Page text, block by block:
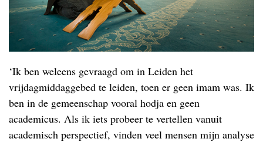
‘Ik ben weleens gevraagd om in Leiden het
vrijdagmiddaggebed te leiden, toen er geen imam was. Ik
ben in de gemeenschap vooral hodja en geen
academicus. Als ik iets probeer te vertellen vanuit
academisch perspectief, vinden veel mensen mijn analyse